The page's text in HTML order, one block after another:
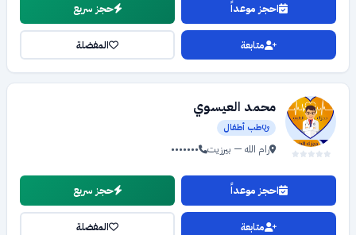
احجز موعداً حجز سريع
متابعة المفضلة
محمد العيسوي
طب أطفال
رام الله — بيرزيت •••••••
احجز موعداً حجز سريع
متابعة المفضلة